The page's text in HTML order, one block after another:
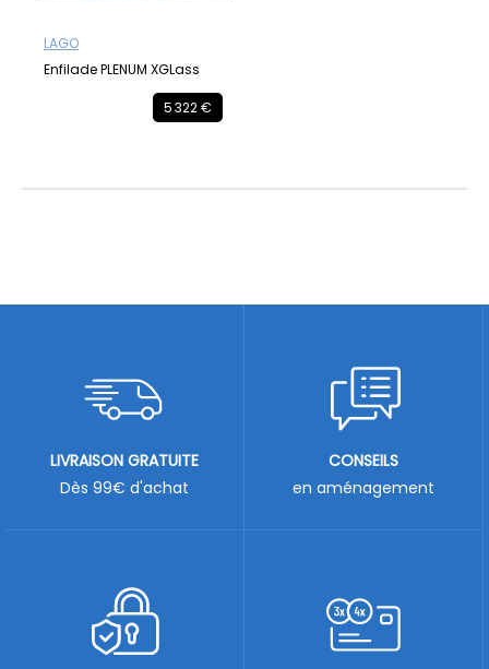
LAGO
Enfilade PLENUM XGLass
5 322 €
LIVRAISON GRATUITE
Dès 99€ d'achat
CONSEILS
en aménagement